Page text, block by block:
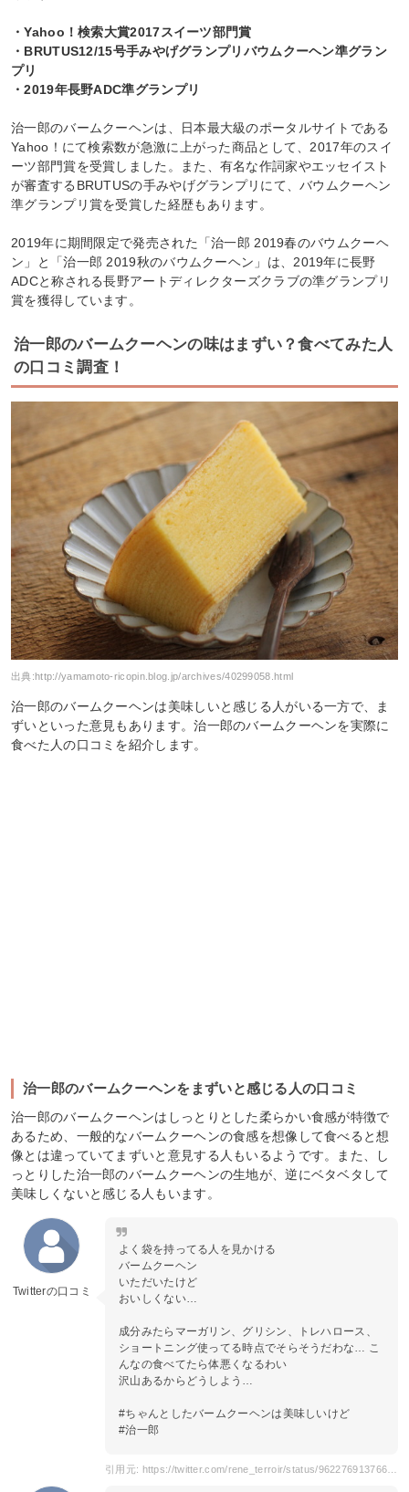
・Yahoo！検索大賞2017スイーツ部門賞
・BRUTUS12/15号手みやげグランプリバウムクーヘン準グラン
プリ
・2019年長野ADC準グランプリ
治一郎のバームクーヘンは、日本最大級のポータルサイトである
Yahoo！にて検索数が急激に上がった商品として、2017年のスイ
ーツ部門賞を受賞しました。また、有名な作詞家やエッセイスト
が審査するBRUTUSの手みやげグランプリにて、バウムクーヘン
準グランプリ賞を受賞した経歴もあります。
2019年に期間限定で発売された「治一郎 2019春のバウムクーヘ
ン」と「治一郎 2019秋のバウムクーヘン」は、2019年に長野
ADCと称される長野アートディレクターズクラブの準グランプリ
賞を獲得しています。
治一郎のバームクーヘンの味はまずい？食べてみた人
の口コミ調査！
出典:http://yamamoto-ricopin.blog.jp/archives/40299058.html
治一郎のバームクーヘンは美味しいと感じる人がいる一方で、ま
ずいといった意見もあります。治一郎のバームクーヘンを実際に
食べた人の口コミを紹介します。
治一郎のバームクーヘンをまずいと感じる人の口コミ
治一郎のバームクーヘンはしっとりとした柔らかい食感が特徴で
あるため、一般的なバームクーヘンの食感を想像して食べると想
像とは違っていてまずいと意見する人もいるようです。また、し
っとりした治一郎のバームクーヘンの生地が、逆にベタベタして
美味しくないと感じる人もいます。
Twitterの口コミ
よく袋を持ってる人を見かける
バームクーヘン
いただいたけど
おいしくない…
成分みたらマーガリン、グリシン、トレハロース、
ショートニング使ってる時点でそらそうだわな… こ
んなの食べてたら体悪くなるわい
沢山あるからどうしよう…
#ちゃんとしたバームクーヘンは美味しいけど
#治一郎